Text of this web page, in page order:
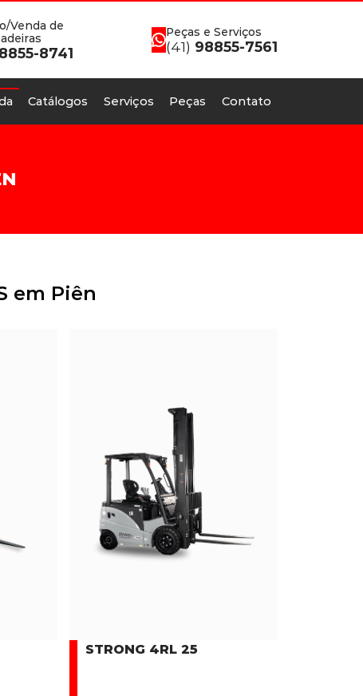
Venda de
8741
Peças e Serviços
(41) 98855-7561
Catálogos Serviços Peças Contato
em Piên
STRONG 4RL 25